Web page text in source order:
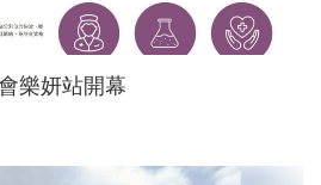
樂妍站開幕